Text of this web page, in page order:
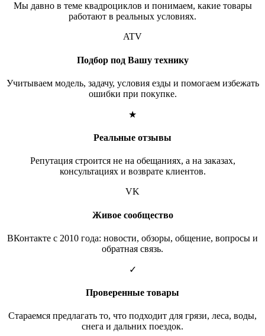
Мы давно в теме квадроциклов и понимаем, какие товары
работают в реальных условиях.
ATV
Подбор под Вашу технику
Учитываем модель, задачу, условия езды и помогаем избежать
ошибки при покупке.
★
Реальные отзывы
Репутация строится не на обещаниях, а на заказах,
консультациях и возврате клиентов.
VK
Живое сообщество
ВКонтакте с 2010 года: новости, обзоры, общение, вопросы и
обратная связь.
✓
Проверенные товары
Стараемся предлагать то, что подходит для грязи, леса, воды,
снега и дальних поездок.